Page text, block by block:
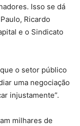
Isso se dá
Ricardo
e o Sindicato
o setor público
uma negociação
injustamente”.
milhares de